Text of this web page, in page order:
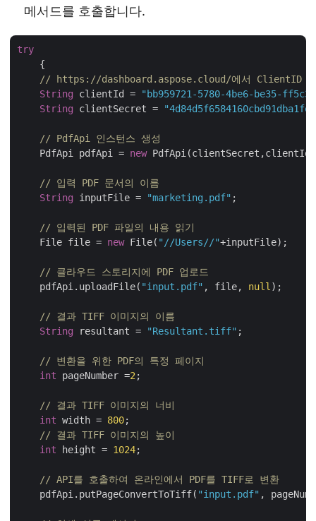
메서드를 호출합니다.
try
    {
// https://dashboard.aspose.cloud/에서 ClientID
String clientId =
"bb959721-5780-4be6-be35-
String clientSecret =
// PdfApi 인스턴스 생성
    PdfApi pdfApi =
new
// 입력 PDF 문서의 이름
String inputFile = "marketing.pdf" ;
// 입력된 PDF 파일의 내용 읽기
    File file =
new File( "//Users//"+inputFile);
// 클라우드 스토리지에 PDF 업로드
    pdfApi.uploadFile(
"input.pdf" , file, null );
// 결과 TIFF 이미지의 이름
String resultant = "Resultant.tiff" ;
// 변환을 위한 PDF의 특정 페이지
int pageNumber =2 ;
// 결과 TIFF 이미지의 너비
int width = 800;
// 결과 TIFF 이미지의 높이
int height = 1024;
// API를 호출하여 온라인에서 PDF를 TIFF로 변환
    pdfApi.putPageConvertToTiff(
"input.pdf" ,